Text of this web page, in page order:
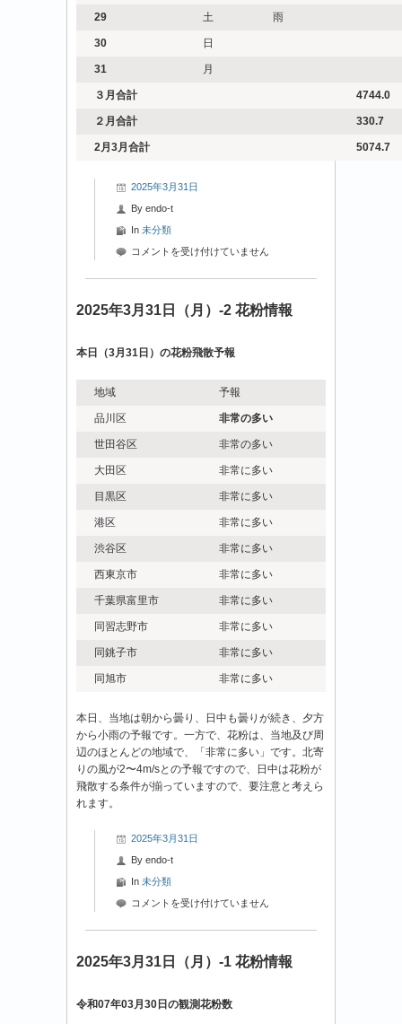
29 土 雨
30 日
31 月
３月合計 4744.0
２月合計 330.7
2 月3月合計 5074.7
2025年3月31日
By endo-t
In 未分類
2025
月
31
（月）-3
は
コメントを受け付けていません
2025年3月31日（月）-2 花粉情報
本日（3月31日）の花粉飛散予報
地域 予報
品川区 非常の多い
世田谷区 非常の多い
大田区 非常に多い
目黒区 非常に多い
港区 非常に多い
渋谷区 非常に多い
西東京市 非常に多い
千葉県富里市 非常に多い
同習志野市 非常に多い
同銚子市 非常に多い
同旭市 非常に多い
本日、当地は朝から曇り、日中も曇りが続き、夕方
から小雨の予報です。一方で、花粉は、当地及び周
辺のほとんどの地域で、「非常に多い」です。北寄
りの風が2〜4m/sとの予報ですので、日中は花粉が
飛散する条件が揃っていますので、要注意と考えら
れます。
2025年3月31日
By endo-t
In 未分類
2025
月
31
（月）-2
コメントを受け付けていません
2025年3月31日（月）-1 花粉情報
令和07年03月30日の観測花粉数